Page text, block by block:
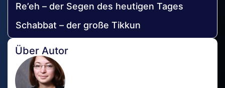
Re’eh – der Segen des heutigen Tages
Schabbat – der große Tikkun
Über Autor